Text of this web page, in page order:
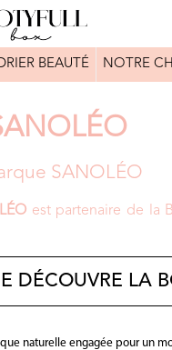
BEAUTÉ NOTRE
SANOLÉO
est partenaire de la
DÉCOUVRE LA
naturelle engagée pour un